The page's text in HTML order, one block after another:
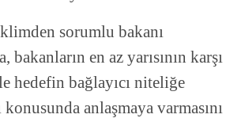
sorumlu bakanı
bakanların en az yarısının karşı
hedefin bağlayıcı niteliğe
anlaşmaya varmasını